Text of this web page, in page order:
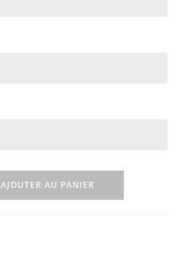
AJOUTER AU PANIER